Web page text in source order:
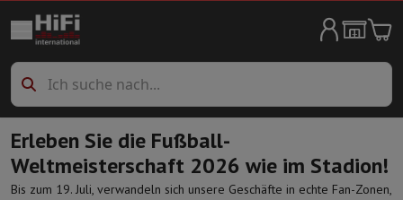
Haushaltgroßgeräte
WaschmaschineWaschmaschineWaschmaschine mit Trockner
WäschetrocknerWäschetrockner
SpülmaschinenSpülmaschinen
GefrierschränkeGefrierschränke
HerdeHerdeElektrische Kocher
WeinlagerungWeinklimaschränke für AlterungWeinkühlschränke
Erleben Sie die Fußball-
Weltmeisterschaft 2026 wie im Stadion!
Bis zum 19. Juli, verwandeln sich unsere Geschäfte in echte Fan-Zonen,